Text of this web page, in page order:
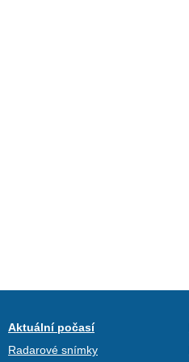
Aktuální počasí
Radarové snímky